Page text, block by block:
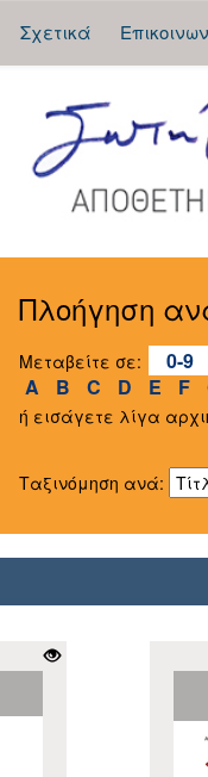
Σχετικά
Πλοήγηση
Μεταβείτε σε: 0-9
A
B C D E F
ή εισάγετε λίγα
Ταξινόμηση ανά: